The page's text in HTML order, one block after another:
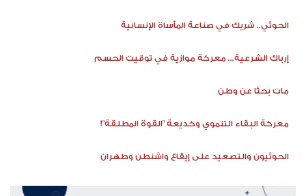
الحوثي.. شريك في صناعة المأساة الإنسانية
إرباك الشرعية... معركة موازية في توقيت الحسم
مات بحثًا عن وطن
معركة البقاء التنموي وخديعة "القوة المطلقة"!
الحوثيون والتصعيد على إيقاع واشنطن وطهران